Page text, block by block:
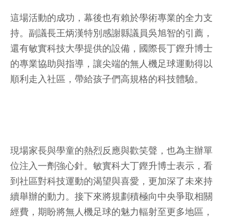
這場活動的成功，幕後也有賴於學術專業的全力支
持。副議長王炳漢特別感謝縣議員吳旭智的引薦，
還有敏實科技大學提供的設備，國際長丁鏗升博士
的專業協助與指導，讓尖端的無人機足球運動得以
順利走入社區，帶給孩子們高規格的科技體驗。
現場家長與學童的熱烈反應與歡笑聲，也為主辦單
位注入一劑強心針。敏實科大丁鏗升博士表示，看
到社區對科技運動的渴望與喜愛，更加深了未來持
續舉辦的動力。接下來將規劃積極向中央爭取相關
經費，期盼將無人機足球的魅力輻射至更多地區，